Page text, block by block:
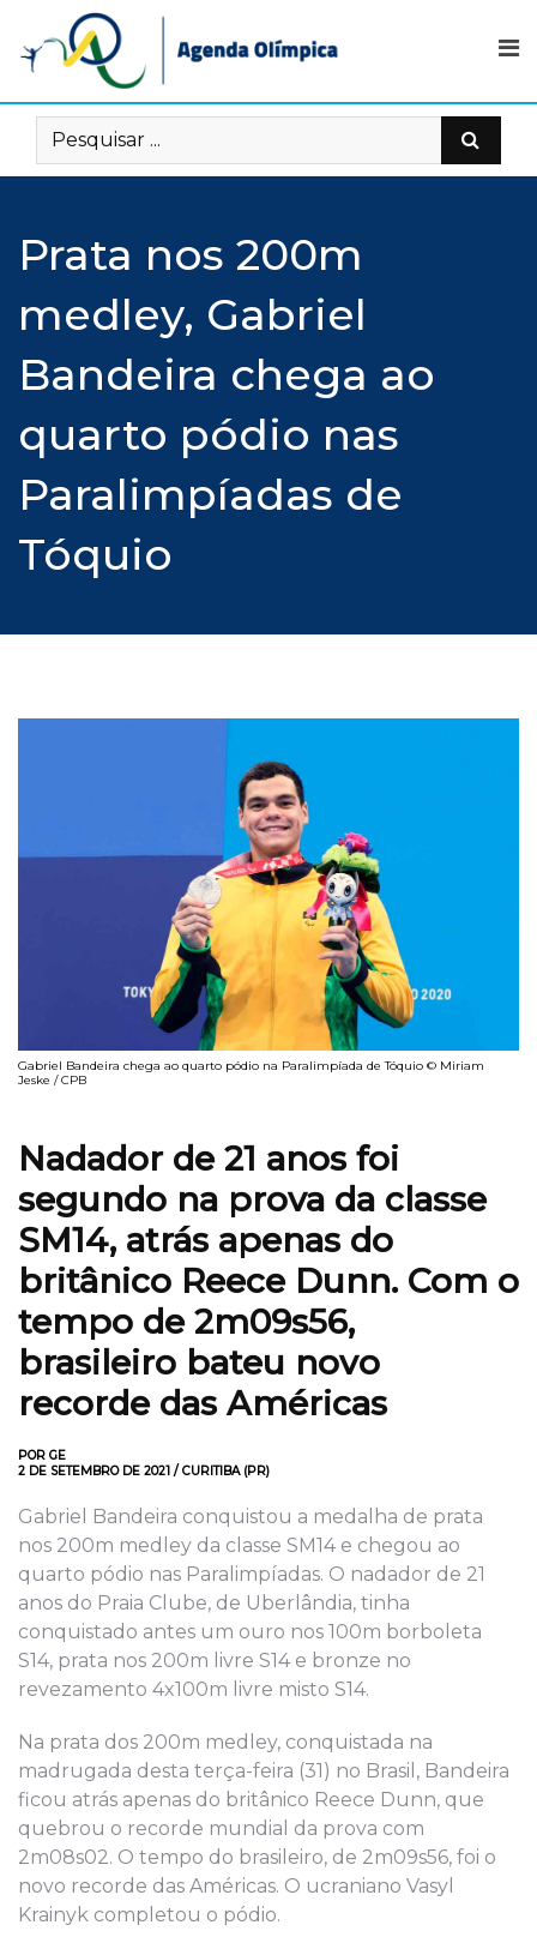
content
Prata nos 200m
medley, Gabriel
Bandeira chega ao
quarto pódio nas
Paralimpíadas de
Tóquio
Gabriel Bandeira chega ao quarto pódio na Paralimpíada de Tóquio © Miriam
Jeske / CPB
Nadador de 21 anos foi
segundo na prova da classe
SM14, atrás apenas do
britânico Reece Dunn. Com o
tempo de 2m09s56,
brasileiro bateu novo
recorde das Américas
POR GE
2 DE SETEMBRO DE 2021 / CURITIBA (PR)
Gabriel Bandeira conquistou a medalha de prata
nos 200m medley da classe SM14 e chegou ao
quarto pódio nas Paralimpíadas. O nadador de 21
anos do Praia Clube, de Uberlândia, tinha
conquistado antes um ouro nos 100m borboleta
S14, prata nos 200m livre S14 e bronze no
revezamento 4x100m livre misto S14.
Na prata dos 200m medley, conquistada na
madrugada desta terça-feira (31) no Brasil, Bandeira
ficou atrás apenas do britânico Reece Dunn, que
quebrou o recorde mundial da prova com
2m08s02. O tempo do brasileiro, de 2m09s56, foi o
novo recorde das Américas. O ucraniano Vasyl
Krainyk completou o pódio.